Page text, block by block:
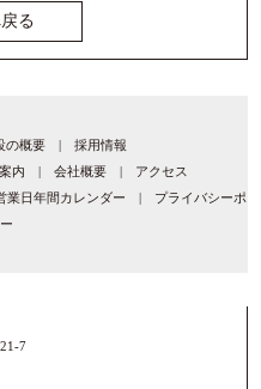
る
の概要 | 採用情報
内 | 会社概要|
アクセス
業日年間カレンダー | プライバシーポ
7